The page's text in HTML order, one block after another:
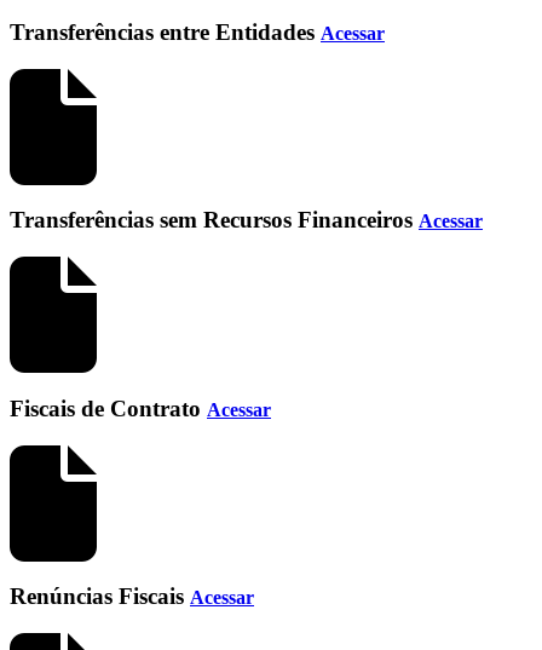
Transferências entre Entidades Acessar
Transferências sem Recursos Financeiros Acessar
Fiscais de Contrato Acessar
Renúncias Fiscais Acessar